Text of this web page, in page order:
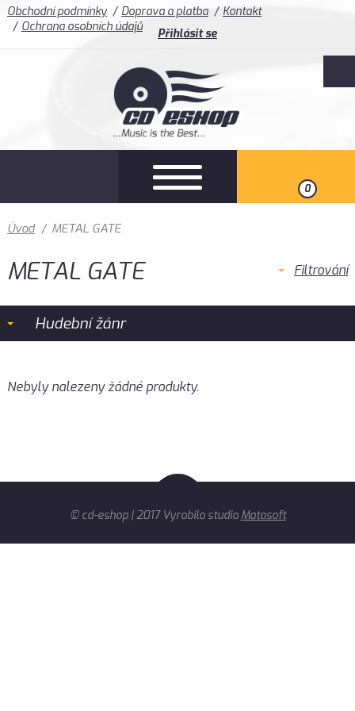
Obchodní podmínky Doprava a platba
Kontakt
Ochrana osobních údajů
Přihlásit se
0
Úvod / METAL GATE
METAL GATE Filtrování
Hudební žánr
Nebyly nalezeny žádné produkty.
© cd-eshop | 2017 Vyrobilo studio Matosoft